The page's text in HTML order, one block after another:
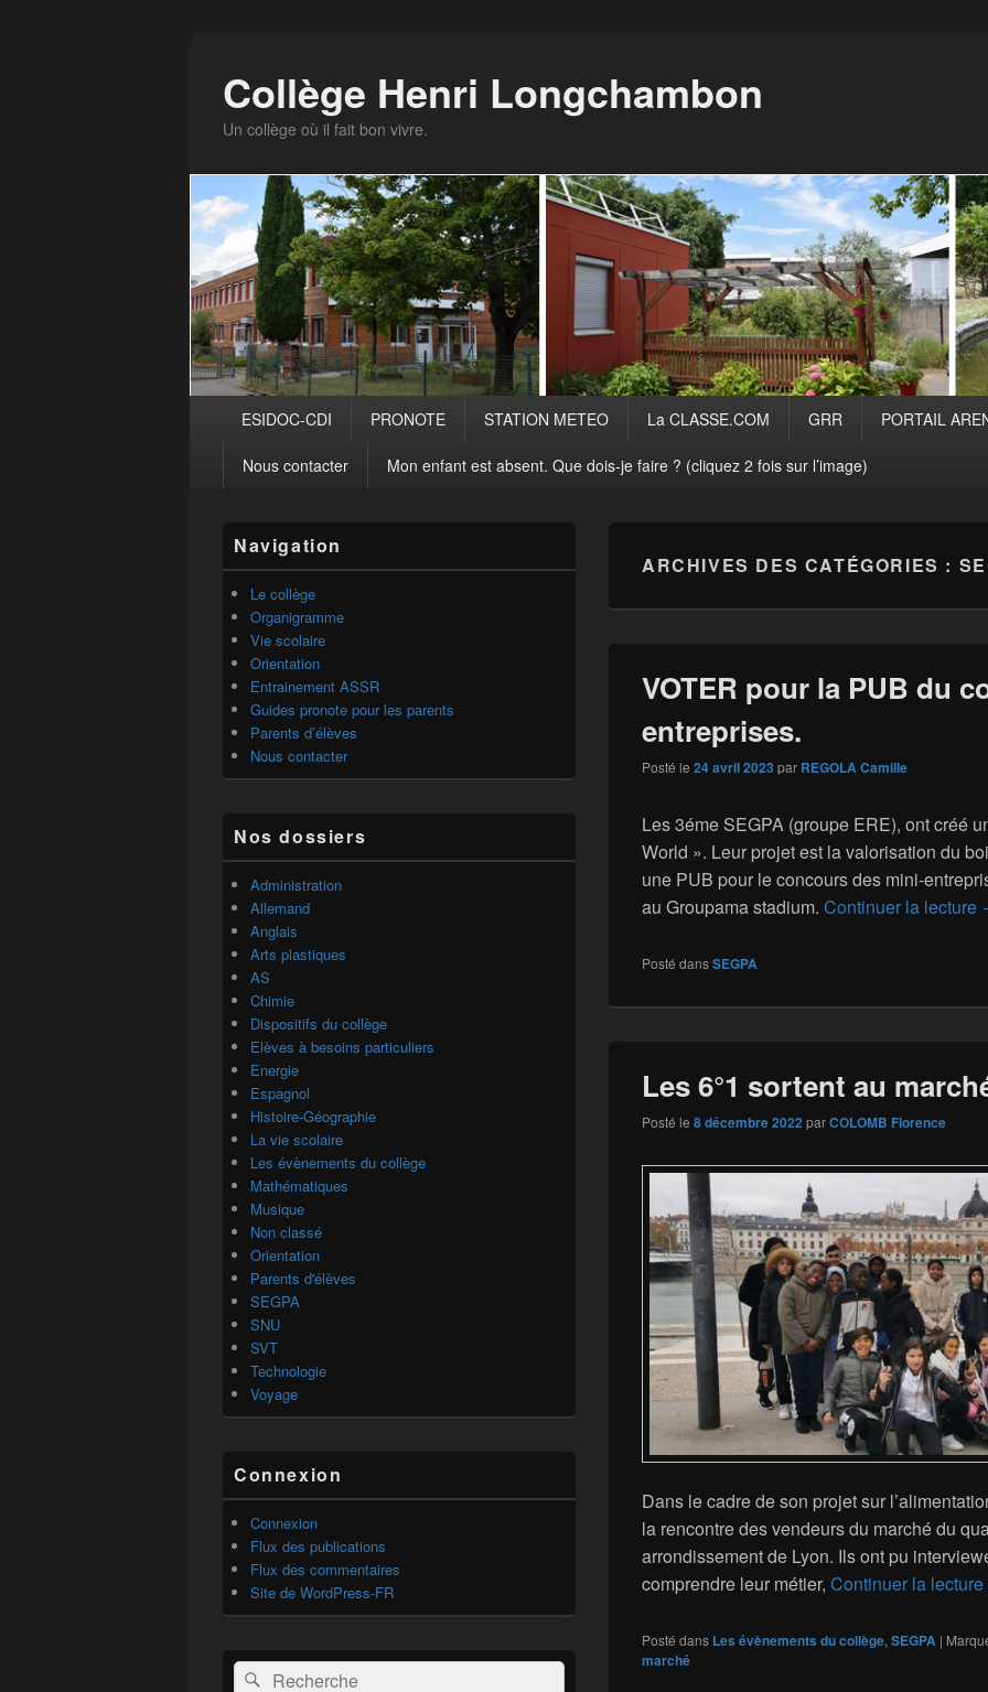
Collège Henri Longchambon
Un collège où il fait bon vivre.
principalESIDOC-CDI PRONOTE STATION METEO La CLASSE.COM GRR PORTAIL
Nous contacter Mon enfant est absent. Que dois-je faire ? (cliquez 2 fois sur l’image)
ARCHIVES DES CATÉGORIES :
VOTER pour la PUB du
entreprises.
Posté le 24 avril 2023 par REGOLA Camille
Les 3éme SEGPA (groupe ERE), ont créé
World ». Leur projet est la valorisation du
une PUB pour le concours des mini-
au Groupama stadium. Continuer la lecture
Posté dansSEGPA
Les 6°1 sortent au
Posté le 8 décembre 2022 parCOLOMB Florence
Dans le cadre de son projet sur
la rencontre des vendeurs du marché du
arrondissement de Lyon. Ils ont pu
comprendre leur métier, Continuer la lecture
Posté dans Les évènements du collège, SEGPA |
marché
principale
de
widget
pour
barre
latérale
Navigation
Le collège
Organigramme
Vie scolaire
Orientation
Entrainement ASSR
Guides pronote pour les parents
Parents d’élèves
Nous contacter
Nos dossiers
Administration
Allemand
Anglais
Arts plastiques
AS
Chimie
Dispositifs du collège
Elèves à besoins particuliers
Energie
Espagnol
Histoire-Géographie
La vie scolaire
Les évènements du collège
Mathématiques
Musique
Non classé
Orientation
Parents d'élèves
SEGPA
SNU
SVT
Technologie
Voyage
Connexion
Connexion
Flux des publications
Flux des commentaires
Site de WordPress-FR
Recherche :Rechercher